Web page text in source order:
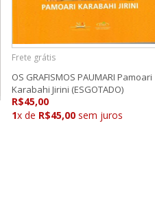
Frete grátis
OS GRAFISMOS PAUMARI Pamoari
Karabahi Jirini (ESGOTADO)
R$45,00
1x de R$45,00 sem juros